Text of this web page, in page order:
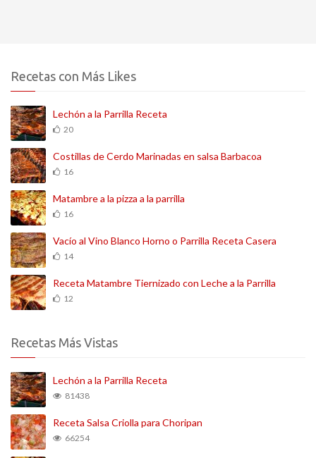
Recetas con Más Likes
Lechón a la Parrilla Receta
20
Costillas de Cerdo Marinadas en salsa Barbacoa
16
Matambre a la pizza a la parrilla
16
Vacío al Vino Blanco Horno o Parrilla Receta Casera
14
Receta Matambre Tiernizado con Leche a la Parrilla
12
Recetas Más Vistas
Lechón a la Parrilla Receta
81438
Receta Salsa Criolla para Choripan
66254